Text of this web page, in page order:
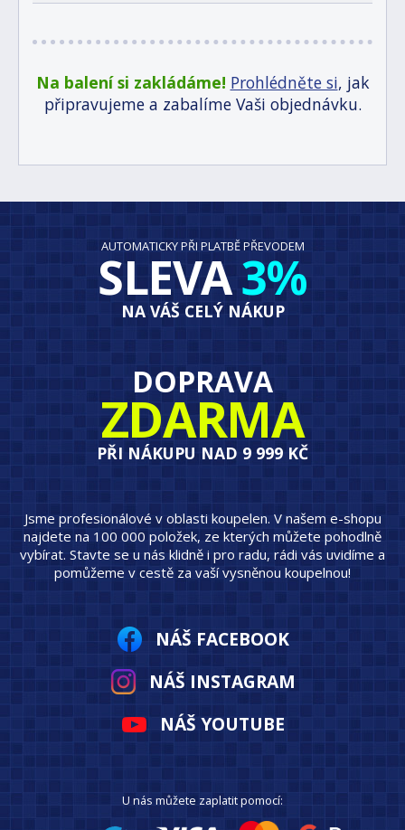
Na balení si zakládáme! Prohlédněte si, jak
připravujeme a zabalíme Vaši objednávku.
AUTOMATICKY PŘI PLATBĚ PŘEVODEM
SLEVA3%
NA VÁŠ CELÝ NÁKUP
DOPRAVA
ZDARMA
PŘI NÁKUPU NAD 9 999 KČ
Jsme profesionálové v oblasti koupelen. V našem e-shopu
najdete na 100 000 položek, ze kterých můžete pohodlně
vybírat. Stavte se u nás klidně i pro radu, rádi vás uvidíme a
pomůžeme v cestě za vaší vysněnou koupelnou!
NÁŠ FACEBOOK
NÁŠ INSTAGRAM
NÁŠ YOUTUBE
U nás můžete zaplatit pomocí: